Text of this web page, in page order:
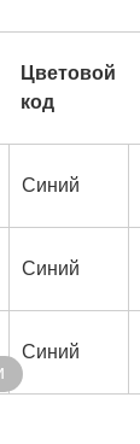
Цветовой
код
Синий
Синий
Синий